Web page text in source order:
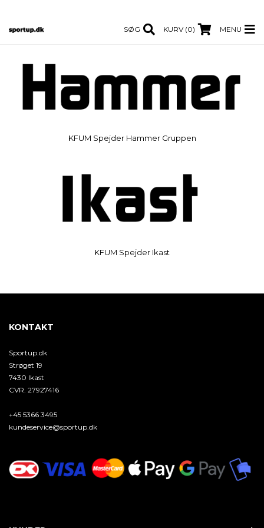
SØG KURV (0) MENU
KFUM Spejder Hammer Gruppen
KFUM Spejder Ikast
KONTAKT
Sportup.dk
Strøget 19
7430 Ikast
CVR. 27927416
+45 5366 3495
kundeservice@sportup.dk